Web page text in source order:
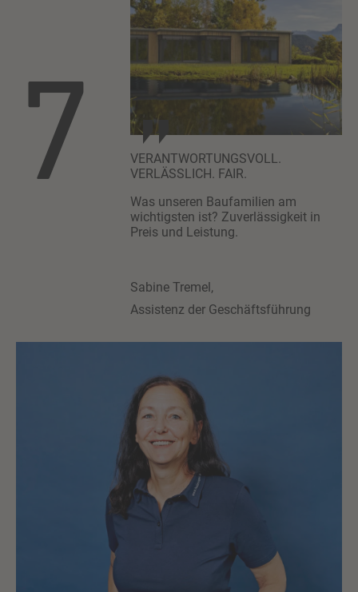
7
VERANTWORTUNGSVOLL.
VERLÄSSLICH. FAIR.
Was unseren Baufamilien am
wichtigsten ist? Zuverlässigkeit in
Preis und Leistung.
Sabine Tremel,
Assistenz der Geschäftsführung